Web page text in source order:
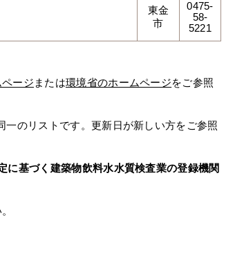
東金
市
0475-
58-
5221
ージ または環境省のホームページをご参照
のリストです。更新日が新しい方をご参照
基づく建築物飲料水水質検査業の登録機関